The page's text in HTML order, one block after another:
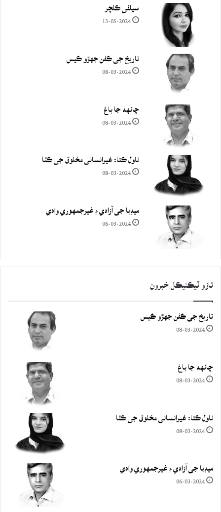
سيلفي ڪلچر
13-05-2024
تاريخ جي ڪفن جھڙو ڪيس
08-03-2024
چانهه جا باغ
08-03-2024
ناول ڪتا: غيرانساني مخلوق جي ڪٿا
08-03-2024
ميڊيا جي آزادي ۽ غيرجمھوري وادي
06-03-2024
تازو ٽيڪنيڪل خبرون
تاريخ جي ڪفن جھڙو ڪيس
08-03-2024
چانهه جا باغ
08-03-2024
ناول ڪتا: غيرانساني مخلوق جي ڪٿا
08-03-2024
ميڊيا جي آزادي ۽ غيرجمھوري وادي
06-03-2024